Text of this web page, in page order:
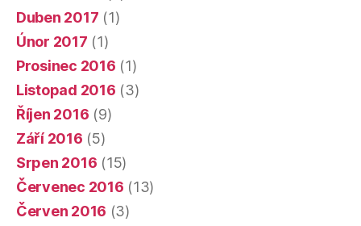
Duben 2017 (1)
Únor 2017 (1)
Prosinec 2016 (1)
Listopad 2016 (3)
Říjen 2016 (9)
Září 2016 (5)
Srpen 2016 (15)
Červenec 2016 (13)
Červen 2016 (3)